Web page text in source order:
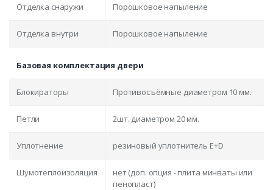
Отделка снаружи Порошковое напыление
Отделка внутри Порошковое напыление
Базовая комплектация двери
Блокираторы Противосъёмные диаметром 10 мм.
Петли 2шт. диаметром 20 мм.
Уплотнение резиновый уплотнитель E+D
Шумотеплоизоляция
нет (доп. опция - плита минваты или
пенопласт)